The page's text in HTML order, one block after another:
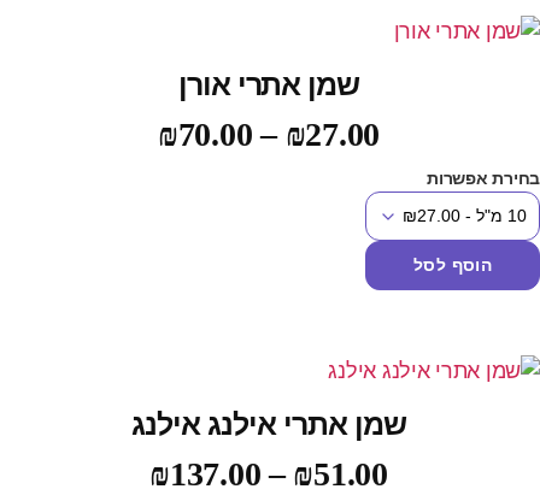
שמן אתרי אורן
₪27.00
–
₪70.00
אפשרות
הוסף לסל
שמן אתרי אילנג אילנג
₪51.00
–
₪137.00